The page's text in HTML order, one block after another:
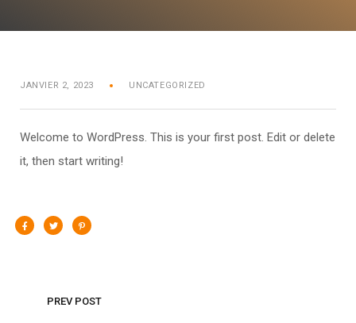
JANVIER 2, 2023 UNCATEGORIZED
Welcome to WordPress. This is your first post. Edit or delete
it, then start writing!
PREV POST